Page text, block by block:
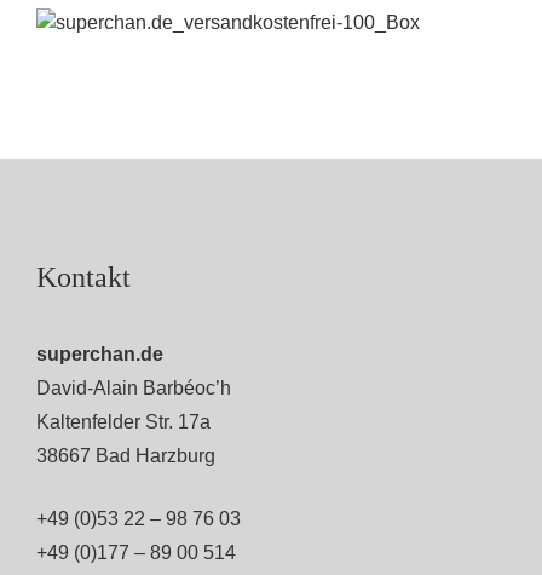
Kontakt
superchan.de
David-Alain Barbéoc’h
Kaltenfelder Str. 17a
38667 Bad Harzburg
+49 (0)53 22 – 98 76 03
+49 (0)177 – 89 00 514